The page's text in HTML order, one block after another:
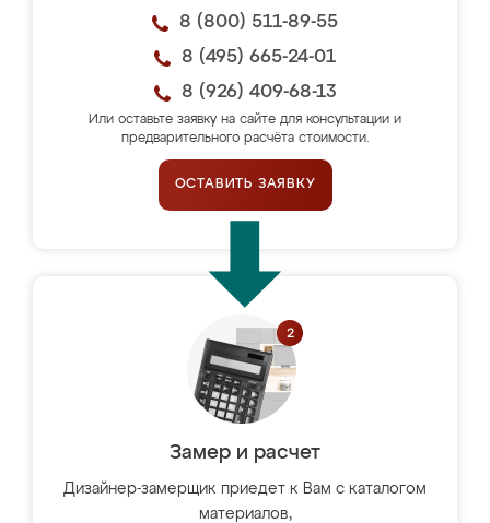
8 (800) 511-89-55
8 (495) 665-24-01
8 (926) 409-68-13
Или оставьте заявку на сайте для консультации и
предварительного расчёта стоимости.
ОСТАВИТЬ ЗАЯВКУ
Замер и расчет
Дизайнер-замерщик приедет к Вам с каталогом
материалов,